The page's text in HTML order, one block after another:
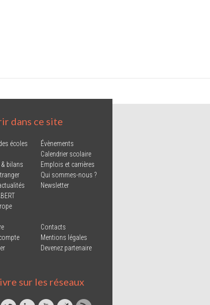
dans ce site
écoles
bilans
Évènements
Calendrier scolaire
Emplois et carrières
Qui sommes-nous ?
Newsletter
Contacts
Mentions légales
Devenez partenaire
sur les réseaux